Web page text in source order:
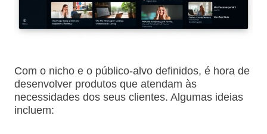
Com o nicho e o público-alvo definidos, é hora de
desenvolver produtos que atendam às
necessidades dos seus clientes. Algumas ideias
incluem: